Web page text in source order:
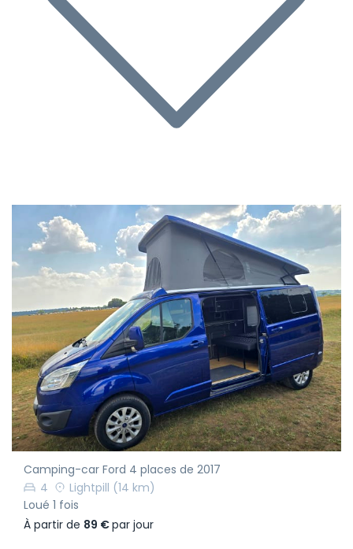
Camping-car Ford 4 places de 2017
4
Lightpill (14 km)
Loué 1 fois
À partir de 89 €par jour